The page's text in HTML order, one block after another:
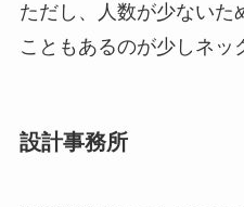
ただし、人数が少ないた
こともあるのが少しネッ
設計事務所